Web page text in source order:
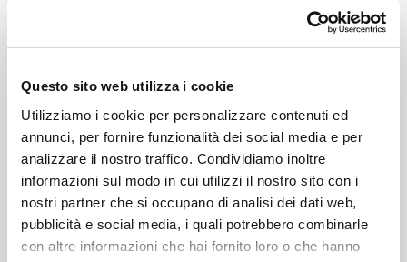
Questo sito web utilizza i cookie
Utilizziamo i cookie per personalizzare contenuti ed
annunci, per fornire funzionalità dei social media e per
analizzare il nostro traffico. Condividiamo inoltre
informazioni sul modo in cui utilizzi il nostro sito con i
nostri partner che si occupano di analisi dei dati web,
pubblicità e social media, i quali potrebbero combinarle
con altre informazioni che hai fornito loro o che hanno
Leggi il necrologio qui: